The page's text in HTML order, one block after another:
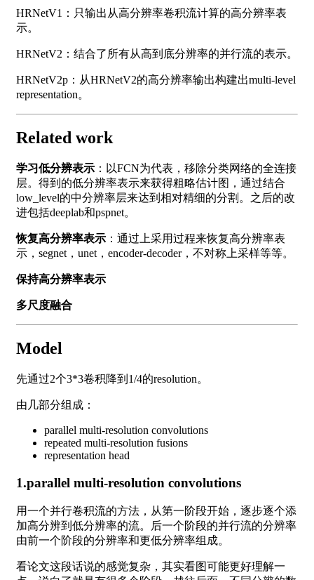
HRNetV1：只输出从高分辨率卷积流计算的高分辨率表
示。
HRNetV2：结合了所有从高到底分辨率的并行流的表示。
HRNetV2p：从HRNetV2的高分辨率输出构建出multi-level
representation。
Related work
学习低分辨表示 ：以FCN为代表，移除分类网络的全连接
层。得到的低分辨率表示来获得粗略估计图，通过结合
low_level的中分辨率层来达到相对精细的分割。之后的改
进包括deeplab和pspnet。
恢复高分辨率表示 ：通过上采用过程来恢复高分辨率表
示，segnet，unet，encoder-decoder，不对称上采样等等。
保持高分辨率表示
多尺度融合
Model
先通过2个3*3卷积降到1/4的resolution。
由几部分组成：
parallel multi-resolution convolutions
repeated multi-resolution fusions
representation head
1.parallel multi-resolution convolutions
用一个并行卷积流的方法，从第一阶段开始，逐步逐个添
加高分辨到低分辨率的流。后一个阶段的并行流的分辨率
由前一个阶段的分辨率和更低分辨率组成。
看论文这段话说的感觉复杂，其实看图可能更好理解一